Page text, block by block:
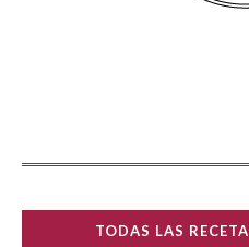
TODAS LAS